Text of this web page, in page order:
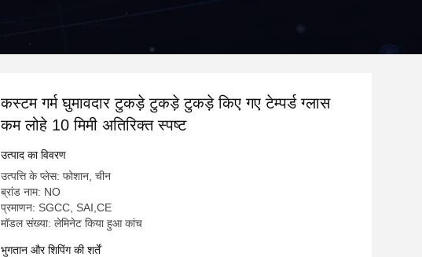
कस्टम गर्म घुमावदार टुकड़े टुकड़े टुकड़े किए गए टेम्पर्ड ग्लास
कम लोहे 10 मिमी अतिरिक्त स्पष्ट
उत्पाद का विवरण
उत्पत्ति के प्लेस: फोशान, चीन
ब्रांड नाम: NO
प्रमाणन: SGCC, SAI,CE
मॉडल संख्या: लेमिनेट किया हुआ कांच
भुगतान और शिपिंग की शर्तें